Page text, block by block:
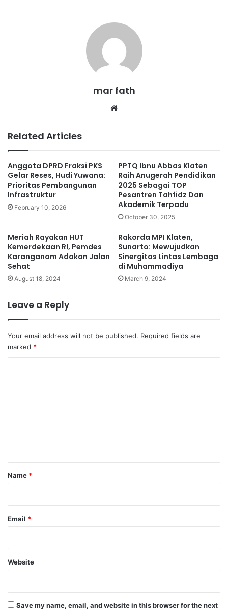
mar fath
Related Articles
Anggota DPRD Fraksi PKS
Gelar Reses, Hudi Yuwana:
Prioritas Pembangunan
Infrastruktur
February 10, 2026
PPTQ Ibnu Abbas Klaten
Raih Anugerah Pendidikan
2025 Sebagai TOP
Pesantren Tahfidz Dan
Akademik Terpadu
October 30, 2025
Meriah Rayakan HUT
Kemerdekaan RI, Pemdes
Karanganom Adakan Jalan
Sehat
August 18, 2024
Rakorda MPI Klaten,
Sunarto: Mewujudkan
Sinergitas Lintas Lembaga
di Muhammadiya
March 9, 2024
Leave a Reply
Your email address will not be published. Required fields are
marked *
Name *
Email *
Website
Save my name, email, and website in this browser for the next